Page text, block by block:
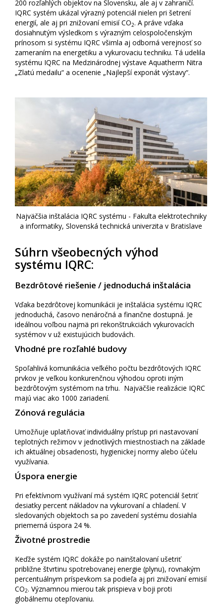
200 rozľahlých objektov na Slovensku, ale aj v zahraničí.
IQRC systém ukázal výrazný potenciál nielen pri šetrení
energií, ale aj pri znižovaní emisií CO2. A práve vďaka
dosiahnutým výsledkom s výrazným celospoločenským
prínosom si systému IQRC všimla aj odborná verejnosť so
zameraním na energetiku a vykurovaciu techniku. Tá udelila
systému IQRC na Medzinárodnej výstave Aquatherm Nitra
„Zlatú medailu“ a ocenenie „Najlepší exponát výstavy“.
Najväčšia inštalácia IQRC systému - Fakulta elektrotechniky
a informatiky, Slovenská technická univerzita v Bratislave
Súhrn všeobecných výhod
systému IQRC:
Bezdrôtové riešenie / jednoduchá inštalácia
Vďaka bezdrôtovej komunikácii je inštalácia systému IQRC
jednoduchá, časovo nenáročná a finančne dostupná. Je
ideálnou voľbou najmä pri rekonštrukciách vykurovacích
systémov v už existujúcich budovách.
Vhodné pre rozľahlé budovy
Spoľahlivá komunikácia veľkého počtu bezdrôtových IQRC
prvkov je veľkou konkurenčnou výhodou oproti iným
bezdrôtovým systémom na trhu. Najväčšie realizácie IQRC
majú viac ako 1000 zariadení.
Zónová regulácia
Umožňuje uplatňovať individuálny prístup pri nastavovaní
teplotných režimov v jednotlivých miestnostiach na základe
ich aktuálnej obsadenosti, hygienickej normy alebo účelu
využívania.
Úspora energie
Pri efektívnom využívaní má systém IQRC potenciál šetriť
desiatky percent nákladov na vykurovaní a chladení. V
sledovaných objektoch sa po zavedení systému dosiahla
priemerná úspora 24 %.
Životné prostredie
Keďže systém IQRC dokáže po nainštalovaní ušetriť
približne štvrtinu spotrebovanej energie (plynu), rovnakým
percentuálnym príspevkom sa podieľa aj pri znižovaní emisií
CO2. Významnou mierou tak prispieva v boji proti
globálnemu otepľovaniu.